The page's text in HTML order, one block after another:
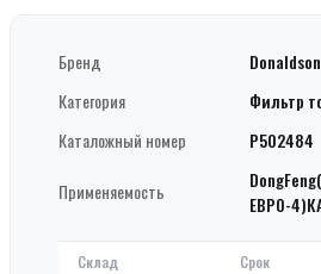
Бренд Donaldson
Категория
Фильтр
Каталожный номер
P502484
Применяемость
ЕВРО-
Склад Срок